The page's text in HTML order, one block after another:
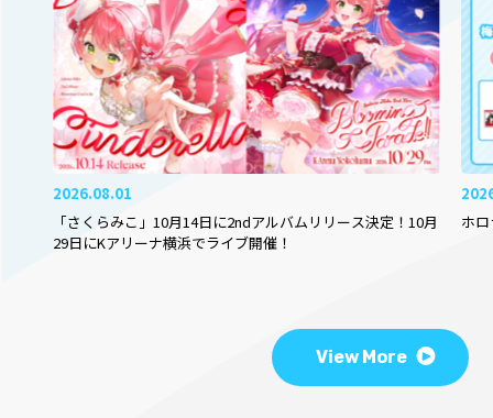
2026.08.01
「さくらみこ」10月14日に2ndアルバムリリース決定！10月
29日にKアリーナ横浜でライブ開催！
ホ
View More